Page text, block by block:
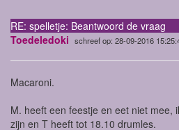
RE: spelletje: Beantwoord de vraag
Toedeledoki schreef op: 28-09-2016
Macaroni.
M. heeft een feestje en eet niet mee,
zijn en T heeft tot 18.10 drumles.